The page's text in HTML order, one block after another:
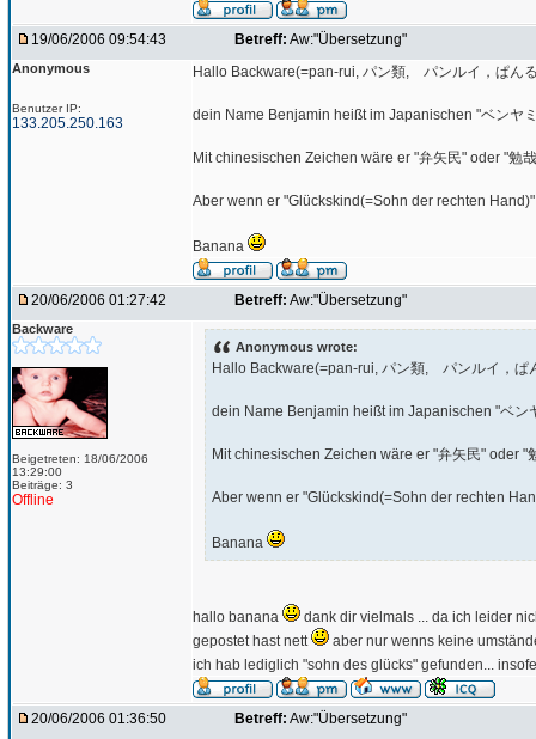
19/06/2006 09:54:43 Betreff: Aw:"Übersetzung"
Anonymous
Benutzer IP:
133.205.250.163
Hallo Backware(=pan-rui, パン類, パンルイ，ぱん
dein Name Benjamin heißt im Japanischen "ベンヤ
Mit chinesischen Zeichen wäre er "弁矢民" oder "勉
Aber wenn er "Glückskind(=Sohn der rechten
Banana
20/06/2006 01:27:42 Betreff: Aw:"Übersetzung"
Backware
Beigetreten: 18/06/2006
13:29:00
Beiträge: 3
Offline
Anonymous wrote:
Hallo Backware(=pan-rui, パン類, パンルイ，ぱ
dein Name Benjamin heißt im Japanischen "ベ
Mit chinesischen Zeichen wäre er "弁矢民" oder "
Aber wenn er "Glückskind(=Sohn der rechten
Banana
hallo banana
dank dir vielmals ... da ich leider
gepostet hast nett
aber nur wenns keine
ich hab lediglich "sohn des glücks" gefunden...
20/06/2006 01:36:50 Betreff: Aw:"Übersetzung"